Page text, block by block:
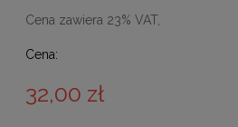
Cena zawiera 23% VAT,
Cena:
32,00 zł